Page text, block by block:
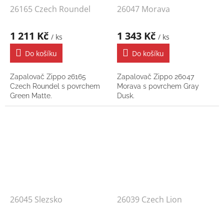
26165 Czech Roundel
1 211 Kč / ks
Do košíku
Zapalovač Zippo 26165
Czech Roundel s povrchem
Green Matte.
26047 Morava
1 343 Kč / ks
Do košíku
Zapalovač Zippo 26047
Morava s povrchem Gray
Dusk.
26045 Slezsko 26039 Czech Lion